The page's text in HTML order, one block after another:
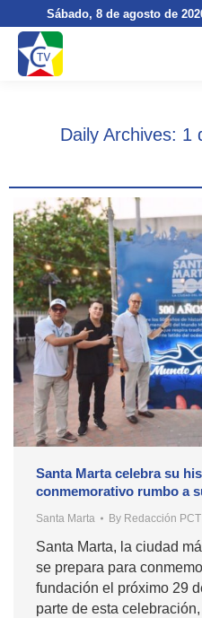
Sábado, 8 de agosto de
Daily Archives: 1
Santa Marta celebra su
conmemorativo rumbo a
Santa Marta By Redacción PCT
Santa Marta, la ciudad
se prepara para
fundación el próximo 29
parte de esta